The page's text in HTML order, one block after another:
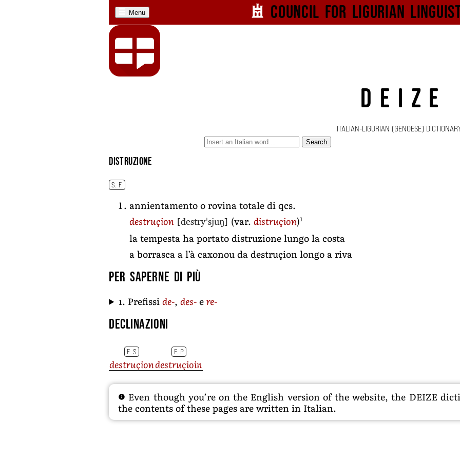
Menu Council for Ligurian
DEIZE
ITALIAN-LIGURIAN (GENOESE)
Search
distruzione
S. F.
annientamento o rovina totale di qcs.
destruçion [destryˈsjuŋ] (var.distruçion)1
la tempesta ha portato distruzione lungo la costa
a borrasca a l’à caxonou da destruçion longo a riva
Per saperne di più
1. Prefissi de-, des-ere-
Declinazioni
F. S F. P
destruçiondestruçioin
Even though you’re on the English version of the website, the DEIZE
the contents of these pages are written in Italian.